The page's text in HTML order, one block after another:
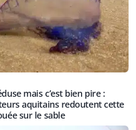
mais c’est bien pire :
aquitains redoutent cette
sur le sable